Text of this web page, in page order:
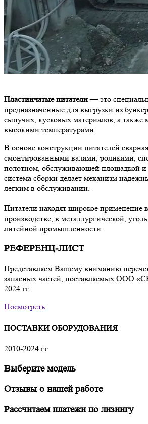
Пластинчатые питатели— это
предназначенные для выгрузки из
сыпучих, кусковых материалов, а также
высокими температурами.
В основе конструкции питателей
смонтированными валами, роликами,
полотном, обслуживающей площадкой и
система сборки делает механизм
легким в обслуживании.
Питатели находят широкое применение
производстве, в металлургической,
литейной промышленности.
РЕФЕРЕНЦ-ЛИСТ
Представляем Вашему вниманию
запасных частей, поставляемых ООО
2024 гг.
Посмотреть
ПОСТАВКИ ОБОРУДОВАНИЯ
2010-2024 гг.
Выберите модель
Отзывы о нашей работе
Рассчитаем платежи по лизингу